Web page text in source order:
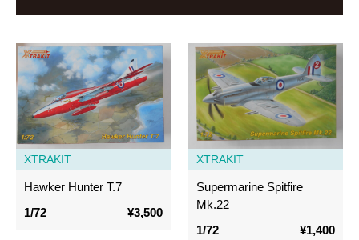
XTRAKIT
Hawker Hunter T.7
1/72
¥3,500
XTRAKIT
Supermarine Spitfire
Mk.22
1/72
¥1,400